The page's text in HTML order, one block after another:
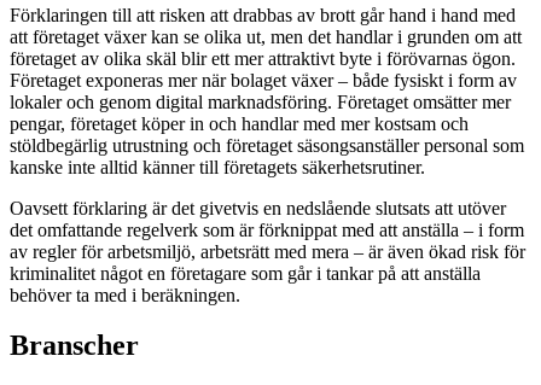
Förklaringen till att risken att drabbas av brott går hand i hand med
att företaget växer kan se olika ut, men det handlar i grunden om att
företaget av olika skäl blir ett mer attraktivt byte i förövarnas ögon.
Företaget exponeras mer när bolaget växer – både fysiskt i form av
lokaler och genom digital marknadsföring. Företaget omsätter mer
pengar, företaget köper in och handlar med mer kostsam och
stöldbegärlig utrustning och företaget säsongsanställer personal som
kanske inte alltid känner till företagets säkerhetsrutiner.
Oavsett förklaring är det givetvis en nedslående slutsats att utöver
det omfattande regelverk som är förknippat med att anställa – i form
av regler för arbetsmiljö, arbetsrätt med mera – är även ökad risk för
kriminalitet något en företagare som går i tankar på att anställa
behöver ta med i beräkningen.
Branscher